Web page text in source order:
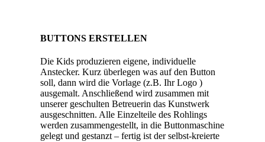
BUTTONS ERSTELLEN
Die Kids produzieren eigene, individuelle
Anstecker. Kurz überlegen was auf den Button
soll, dann wird die Vorlage (z.B. Ihr Logo )
ausgemalt. Anschließend wird zusammen mit
unserer geschulten Betreuerin das Kunstwerk
ausgeschnitten. Alle Einzelteile des Rohlings
werden zusammengestellt, in die Buttonmaschine
gelegt und gestanzt – fertig ist der selbst-kreierte